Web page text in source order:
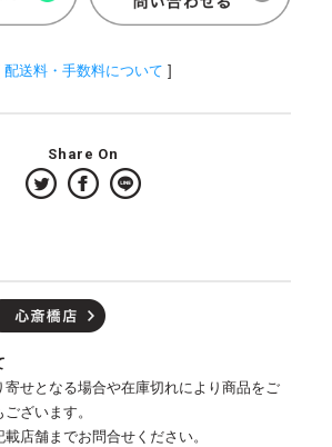
配送料・手数料について ]
Share On
寄せとなる場合や在庫切れにより商品をご
ざいます。
店舗までお問合せください。